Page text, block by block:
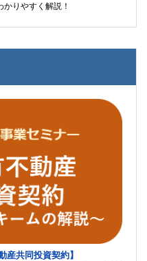
りやすく解説！
産共同投資契約】